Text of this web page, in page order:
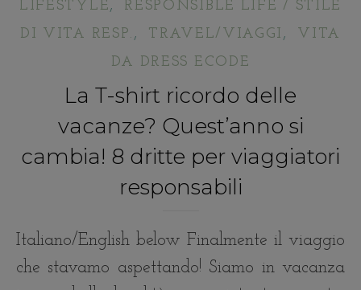
LIFESTYLE,
RESPONSIBLE LIFE / STILE
DI VITA RESP. , TRAVEL/VIAGGI ,
VITA
DA DRESS ECODE
La T-shirt ricordo delle
vacanze? Quest’anno si
cambia! 8 dritte per viaggiatori
responsabili
Italiano/English below Finalmente il viaggio
che stavamo aspettando! Siamo in vacanza